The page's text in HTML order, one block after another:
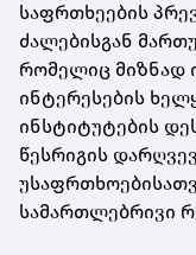
საფრთხეების
ძალებისგან
რომელიც მიზნად
ინტერესების
ინსტიტუტების
წესრიგის
სამართლებრივი